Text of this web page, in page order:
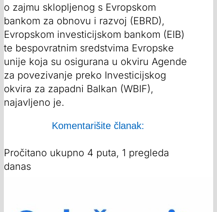
o zajmu sklopljenog s Evropskom
bankom za obnovu i razvoj (EBRD),
Evropskom investicijskom bankom (EIB)
te bespovratnim sredstvima Evropske
unije koja su osigurana u okviru Agende
za povezivanje preko Investicijskog
okvira za zapadni Balkan (WBIF),
najavljeno je.
Komentarišite članak:
Pročitano ukupno 4 puta, 1 pregleda
danas